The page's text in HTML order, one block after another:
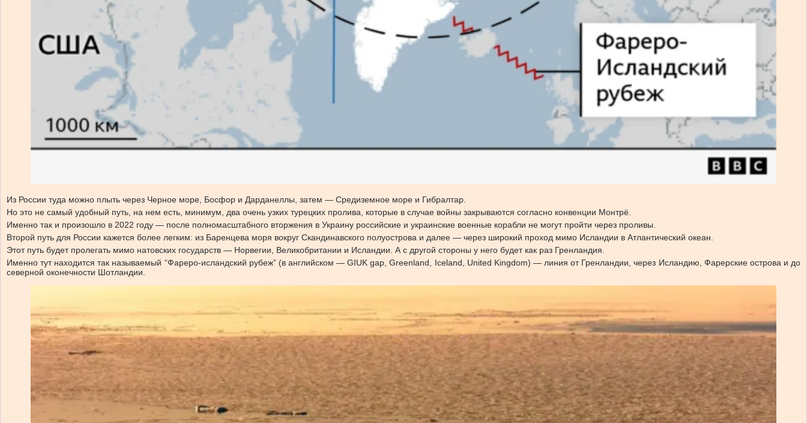
Из России туда можно плыть через Черное море, Босфор и Дарданеллы, затем — Средиземное море и Гибралтар.
Но это не самый удобный путь, на нем есть, минимум, два очень узких турецких пролива, которые в случае войны закрываются согласно конвенции Монтрё.
Именно так и произошло в 2022 году — после полномасштабного вторжения в Украину российские и украинские военные корабли не могут пройти через проливы.
Второй путь для России кажется более легким: из Баренцева моря вокруг Скандинавского полуострова и далее — через широкий проход мимо Исландии в Атлантический океан.
Этот путь будет пролегать мимо натовских государств — Норвегии, Великобритании и Исландии. А с другой стороны у него будет как раз Гренландия.
Именно тут находится так называемый “Фареро-исландский рубеж” (в английском — GIUK gap, Greenland, Iceland, United Kingdom) — линия от Гренландии, через Исландию, Фарерские острова и до
северной оконечности Шотландии.